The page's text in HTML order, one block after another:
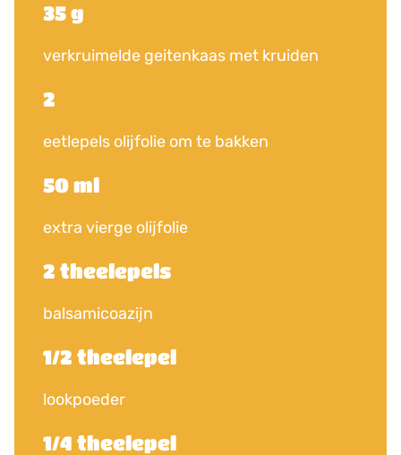
35 g
verkruimelde geitenkaas met kruiden
2
eetlepels olijfolie om te bakken
50 ml
extra vierge olijfolie
2 theelepels
balsamicoazijn
1/2 theelepel
lookpoeder
1/4 theelepel